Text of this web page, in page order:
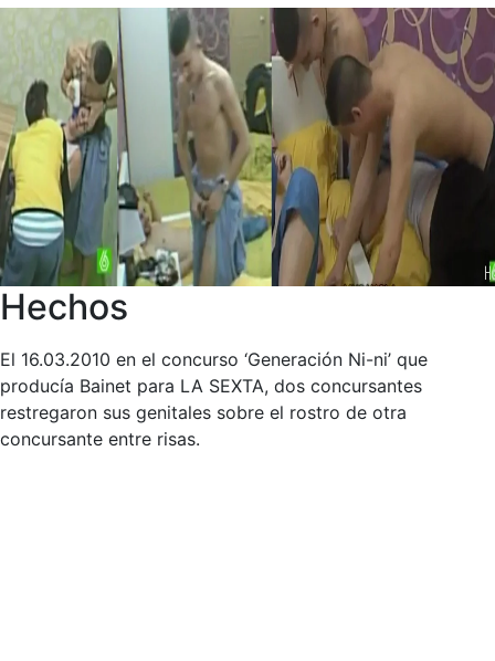
Hechos
El 16.03.2010 en el concurso ‘Generación Ni-ni’ que
producía Bainet para LA SEXTA, dos concursantes
restregaron sus genitales sobre el rostro de otra
concursante entre risas.